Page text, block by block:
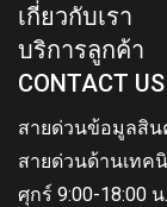
เกี่ยวกับเรา
บริการลูกค้า
CONTACT US
สายด่วนข้อมูลสิน
สายด่วนด้านเทค
ศุกร์ 9:00-18:00 น